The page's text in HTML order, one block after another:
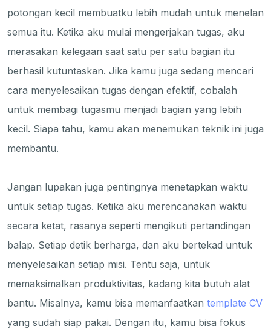
potongan kecil membuatku lebih mudah untuk menelan
semua itu. Ketika aku mulai mengerjakan tugas, aku
merasakan kelegaan saat satu per satu bagian itu
berhasil kutuntaskan. Jika kamu juga sedang mencari
cara menyelesaikan tugas dengan efektif, cobalah
untuk membagi tugasmu menjadi bagian yang lebih
kecil. Siapa tahu, kamu akan menemukan teknik ini juga
membantu.
Jangan lupakan juga pentingnya menetapkan waktu
untuk setiap tugas. Ketika aku merencanakan waktu
secara ketat, rasanya seperti mengikuti pertandingan
balap. Setiap detik berharga, dan aku bertekad untuk
menyelesaikan setiap misi. Tentu saja, untuk
memaksimalkan produktivitas, kadang kita butuh alat
bantu. Misalnya, kamu bisa memanfaatkan template CV
yang sudah siap pakai. Dengan itu, kamu bisa fokus